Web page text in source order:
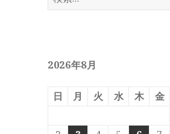
索:
2026年8月
日 月 火 水 木 金